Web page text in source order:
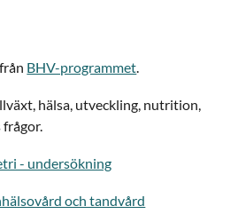
BHV-programmet.
hälsa, utveckling, nutrition,
- undersökning
och tandvård